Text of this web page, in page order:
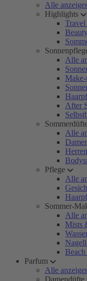
Alle
Highlights
Travel
Alle
After
Alle
Pflege
Alle
Sommer-
Alle
Mists
Parfum
Alle
Damendüfte